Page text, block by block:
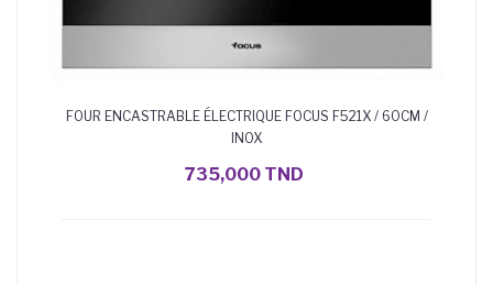
FOUR ENCASTRABLE ÉLECTRIQUE FOCUS F521X / 60CM /
INOX
735,000 TND
AJOUTER AU PANIER